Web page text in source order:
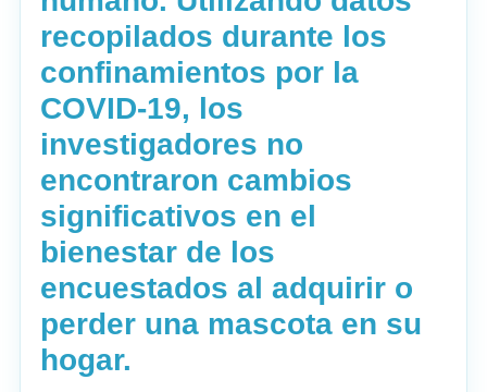
recopilados durante los
confinamientos por la
COVID-19, los
investigadores no
encontraron cambios
significativos en el
bienestar de los
encuestados al adquirir o
perder una mascota en su
hogar.